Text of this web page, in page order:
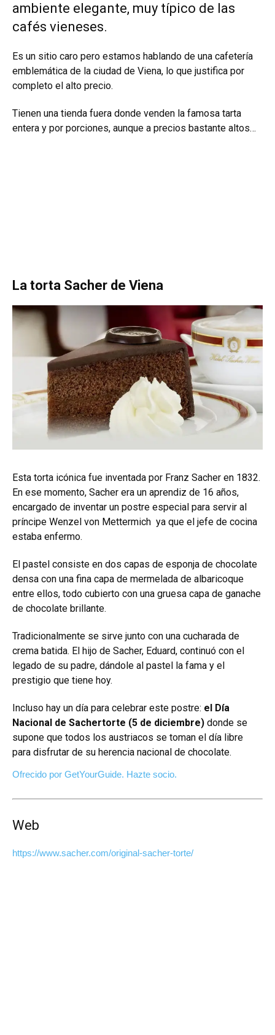
ambiente elegante, muy típico de las
cafés vieneses.
Es un sitio caro pero estamos hablando de una cafetería
emblemática de la ciudad de Viena, lo que justifica por
completo el alto precio.
Tienen una tienda fuera donde venden la famosa tarta
entera y por porciones, aunque a precios bastante altos…
La torta Sacher de Viena
Esta torta icónica fue inventada por Franz Sacher en 1832.
En ese momento, Sacher era un aprendiz de 16 años,
encargado de inventar un postre especial para servir al
príncipe Wenzel von Mettermich ya que el jefe de cocina
estaba enfermo.
El pastel consiste en dos capas de esponja de chocolate
densa con una fina capa de mermelada de albaricoque
entre ellos, todo cubierto con una gruesa capa de ganache
de chocolate brillante.
Tradicionalmente se sirve junto con una cucharada de
crema batida. El hijo de Sacher, Eduard, continuó con el
legado de su padre, dándole al pastel la fama y el
prestigio que tiene hoy.
Incluso hay un día para celebrar este postre: el Día
Nacional de Sachertorte (5 de diciembre) donde se
supone que todos los austriacos se toman el día libre
para disfrutar de su herencia nacional de chocolate.
Ofrecido por GetYourGuide. Hazte socio.
Web
https://www.sacher.com/original-sacher-torte/